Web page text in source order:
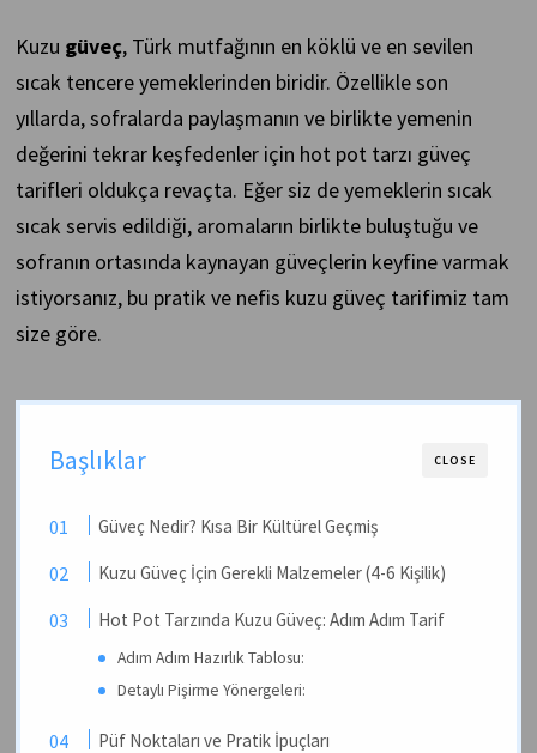
Kuzu güveç, Türk mutfağının en köklü ve en sevilen
sıcak tencere yemeklerinden biridir. Özellikle son
yıllarda, sofralarda paylaşmanın ve birlikte yemenin
değerini tekrar keşfedenler için hot pot tarzı güveç
tarifleri oldukça revaçta. Eğer siz de yemeklerin sıcak
sıcak servis edildiği, aromaların birlikte buluştuğu ve
sofranın ortasında kaynayan güveçlerin keyfine varmak
istiyorsanız, bu pratik ve nefis kuzu güveç tarifimiz tam
size göre.
CLOSE
Başlıklar
Güveç Nedir? Kısa Bir Kültürel Geçmiş
Kuzu Güveç İçin Gerekli Malzemeler (4-6 Kişilik)
Hot Pot Tarzında Kuzu Güveç: Adım Adım Tarif
Adım Adım Hazırlık Tablosu:
Detaylı Pişirme Yönergeleri:
Püf Noktaları ve Pratik İpuçları